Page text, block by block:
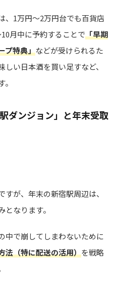
、1万円〜2万円台でも百貨店
月中に予約することで「早期
プ特典」などが受けられるた
い日本酒を買い足すなど、
ダンジョン」と年末受取
が、年末の新宿駅周辺は、
なります。
中で崩してしまわないために
法（特に配送の活用）を戦略